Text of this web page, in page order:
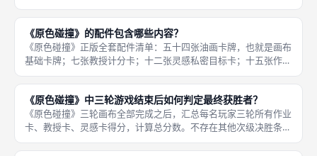
以90毫米，市面标准美式卡牌牌套可以直接适配，选购时认准
64×90规格。 整套卡牌数量合计九十三张，采购牌套预留少量余量
更
《原色碰撞》的配件包含哪些内容？
《原色碰撞》正版全套配件清单：五十四张油画卡牌，也就是画布
基础卡牌；七张教授计分卡；十二张灵感私密目标卡；十五张作业
计分卡；一张宠儿决胜卡；四张玩家提示参考卡；配套中文规则说
明书。整套配件全部为卡牌组件，没有版图、模型、标记物，收纳
十分简便
《原色碰撞》中三轮游戏结束后如何判定最终获胜者？
《原色碰撞》三轮画布全部完成之后，汇总每名玩家三轮所有作业
卡、教授卡、灵感卡得分，计算总分数。不存在其他次级决胜条
件，宠儿卡是唯一同分判定标准。 总分数最高的玩家获得胜利；